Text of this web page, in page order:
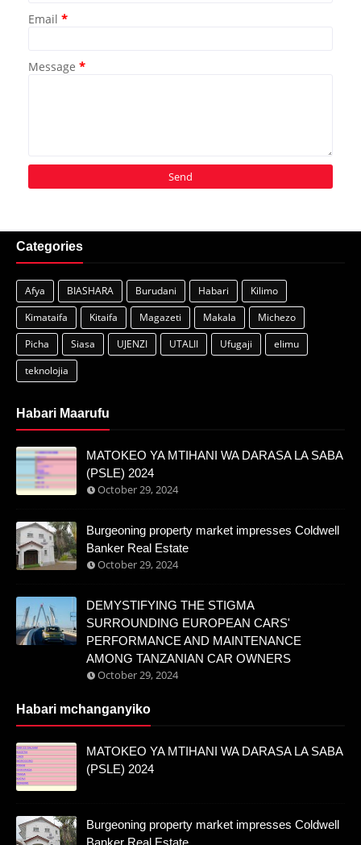
Email *
Message *
Categories
Afya BIASHARA Burudani Habari
Kilimo
Kimataifa
Kitaifa Magazeti Makala
Michezo
Picha
Siasa UJENZI UTALII Ufugaji
elimu
teknolojia
Habari Maarufu
MATOKEO YA MTIHANI WA DARASA LA SABA
(PSLE) 2024
October 29, 2024
Burgeoning property market impresses Coldwell
Banker Real Estate
October 29, 2024
DEMYSTIFYING THE STIGMA
SURROUNDING EUROPEAN CARS'
PERFORMANCE AND MAINTENANCE
AMONG TANZANIAN CAR OWNERS
October 29, 2024
Habari mchanganyiko
MATOKEO YA MTIHANI WA DARASA LA SABA
(PSLE) 2024
Burgeoning property market impresses Coldwell